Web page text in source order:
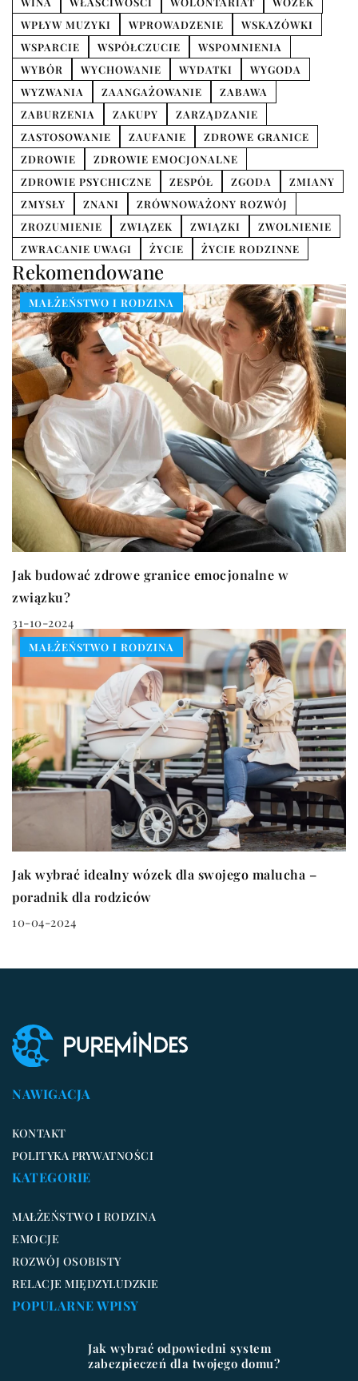
WPŁYW MUZYKI
WPROWADZENIE
WSKAZÓWKI
WSPARCIE
WSPÓŁCZUCIE
WSPOMNIENIA
WYBÓR
WYCHOWANIE WYDATKI
WYGODA
WYZWANIA
ZAANGAŻOWANIE
ZABAWA
ZABURZENIA
ZAKUPY
ZARZĄDZANIE
ZASTOSOWANIE
ZAUFANIE
ZDROWE GRANICE
ZDROWIE
ZDROWIE EMOCJONALNE
ZDROWIE PSYCHICZNE
ZESPÓŁ ZGODA
ZMIANY
ZMYSŁY
ZNANI
ZRÓWNOWAŻONY ROZWÓJ
ZROZUMIENIE
ZWIĄZEK ZWIĄZKI
ZWOLNIENIE
ZWRACANIE UWAGI
ŻYCIE ŻYCIE RODZINNE
Rekomendowane
MAŁŻEŃSTWO I RODZINA
Jak budować zdrowe granice emocjonalne w
związku?
31-10-2024
MAŁŻEŃSTWO I RODZINA
Jak wybrać idealny wózek dla swojego malucha –
poradnik dla rodziców
10-04-2024
NAWIGACJA
KONTAKT
POLITYKA PRYWATNOŚCI
KATEGORIE
MAŁŻEŃSTWO I RODZINA
EMOCJE
ROZWÓJ OSOBISTY
RELACJE MIĘDZYLUDZKIE
POPULARNE WPISY
Jak wybrać odpowiedni system
zabezpieczeń dla twojego domu?